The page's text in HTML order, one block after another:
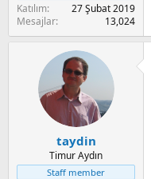
Katılım
27 Şubat 2019
Mesajlar
13,024
taydin
Timur Aydın
Staff member